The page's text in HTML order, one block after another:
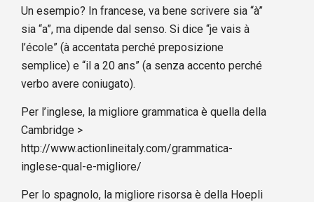
Un esempio? In francese, va bene scrivere sia “à”
sia “a”, ma dipende dal senso. Si dice “je vais à
l’école” (à accentata perché preposizione
semplice) e “il a 20 ans” (a senza accento perché
verbo avere coniugato).
Per l’inglese, la migliore grammatica è quella della
Cambridge >
http://www.actionlineitaly.com/grammatica-
inglese-qual-e-migliore/
Per lo spagnolo, la migliore risorsa è della Hoepli